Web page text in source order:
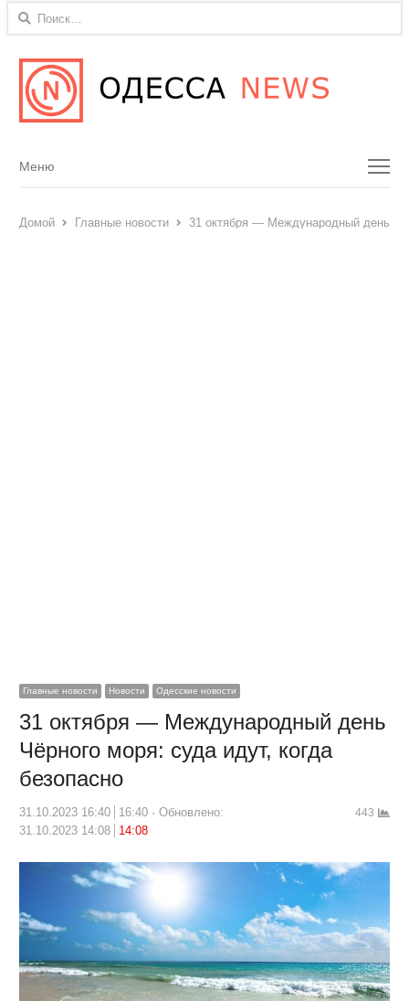
Найти:
Menu
Меню
Домой Главные новости 31 октября — Международный день
Главные новости Новости Одесские новости
31 октября — Международный день
Чёрного моря: суда идут, когда
безопасно
31.10.2023 16:40 16:40
Обновлено:
31.10.2023 14:08
14:08
443